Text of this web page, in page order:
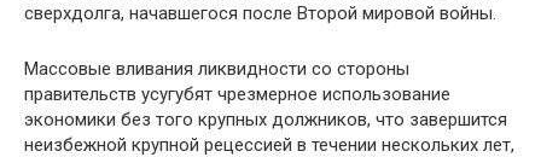
сверхдолга, начавшегося после Второй мировой войны.
Массовые вливания ликвидности со стороны
правительств усугубят чрезмерное использование
экономики без того крупных должников, что завершится
неизбежной крупной рецессией в течении нескольких лет,